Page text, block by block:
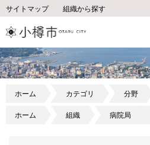
サイトマップ 組織から探す
ホーム カテゴリ 分野
ホーム 組織 病院局